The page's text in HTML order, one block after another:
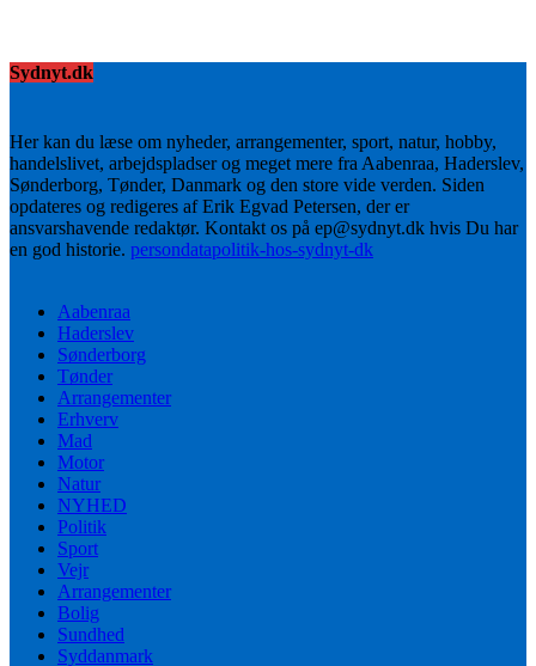
Sydnyt.dk
Her kan du læse om nyheder, arrangementer, sport, natur, hobby,
handelslivet, arbejdspladser og meget mere fra Aabenraa, Haderslev,
Sønderborg, Tønder, Danmark og den store vide verden. Siden
opdateres og redigeres af Erik Egvad Petersen, der er
ansvarshavende redaktør. Kontakt os på ep@sydnyt.dk hvis Du har
en god historie. persondatapolitik-hos-sydnyt-dk
Aabenraa
Haderslev
Sønderborg
Tønder
Arrangementer
Erhverv
Mad
Motor
Natur
NYHED
Politik
Sport
Vejr
Arrangementer
Bolig
Sundhed
Syddanmark